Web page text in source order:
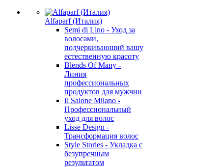
Alfaparf (Италия)
Semi di Lino - Уход за
волосами,
подчеркивающий вашу
естественную красоту
Blends Of Many -
Линия
профессиональных
продуктов для мужчин
Il Salone Milano -
Профессиональный
уход для волос
Lisse Design -
Трансформация волос
Style Stories - Укладка с
безупречным
результатом